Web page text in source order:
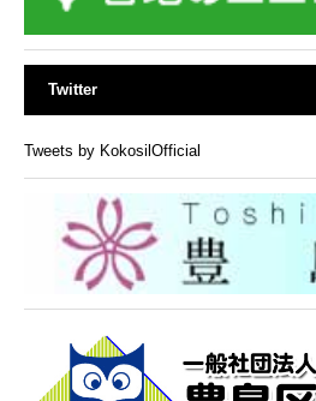
Twitter
Tweets by KokosilOfficial